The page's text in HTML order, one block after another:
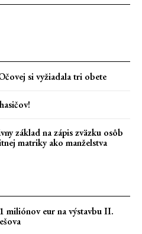
si vyžiadala tri obete
základ na zápis zväzku osôb
matriky ako manželstva
miliónov eur na výstavbu II.